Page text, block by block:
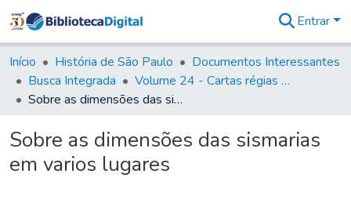
&
Coleções
Tudo na
Biblioteca
Estatísticas
Entrar
Início História de São Paulo
Documentos Interessantes
Busca Integrada
Volume 24 - Cartas régias e provisões (1730- 1738)
Sobre as dimensões das sismarias em varios lugares
Sobre as dimensões das sismarias
em varios lugares